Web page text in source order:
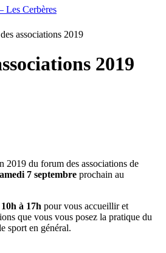
associations 2019
2019
2019 du forum des associations de
7 septembre prochain au
10h à 17h pour vous accueillir et
que vous vous posez la pratique du
sport en général.